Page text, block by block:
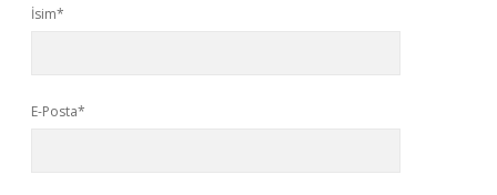
İsim*
E-Posta*